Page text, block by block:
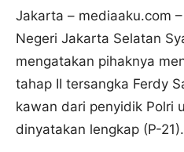
Jakarta – mediaaku.com
Negeri Jakarta Selatan
mengatakan pihaknya
tahap II tersangka Ferdy
kawan dari penyidik Polri
dinyatakan lengkap (P-21).